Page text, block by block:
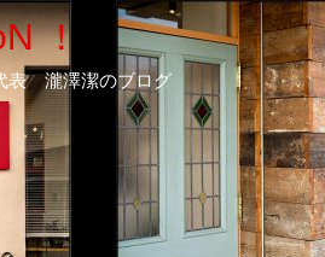
！
表 瀧澤潔のブログ